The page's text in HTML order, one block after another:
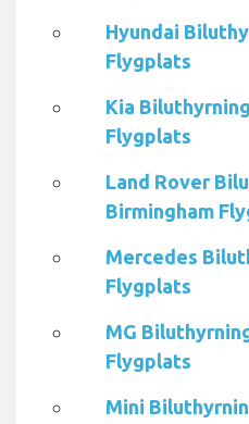
Hyundai
Flygplats
Kia
Flygplats
Land Rover
Birmingham
Mercedes
Flygplats
MG
Flygplats
Mini